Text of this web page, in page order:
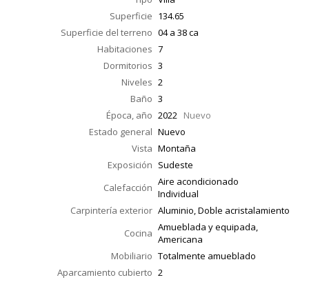
Superficie 134.65
Superficie del terreno 04 a 38 ca
Habitaciones 7
Dormitorios 3
Niveles 2
Baño 3
Época, año 2022 Nuevo
Estado general Nuevo
Vista Montaña
Exposición Sudeste
Calefacción Aire acondicionado
Individual
Carpintería exterior Aluminio, Doble acristalamiento
Cocina Amueblada y equipada,
Americana
Mobiliario Totalmente amueblado
Aparcamiento cubierto 2